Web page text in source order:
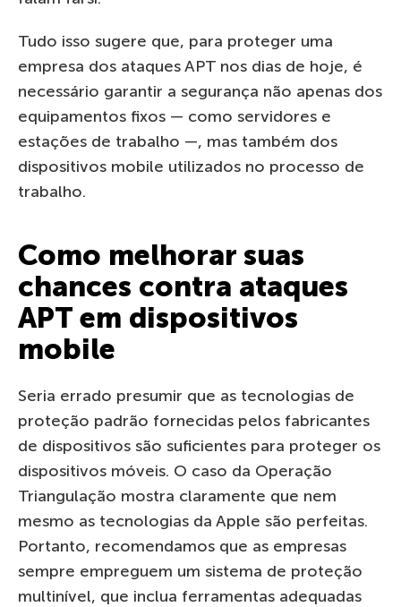
Tudo isso sugere que, para proteger uma
empresa dos ataques APT nos dias de hoje, é
necessário garantir a segurança não apenas dos
equipamentos fixos — como servidores e
estações de trabalho —, mas também dos
dispositivos mobile utilizados no processo de
trabalho.
Como melhorar suas
chances contra ataques
APT em dispositivos
mobile
Seria errado presumir que as tecnologias de
proteção padrão fornecidas pelos fabricantes
de dispositivos são suficientes para proteger os
dispositivos móveis. O caso da Operação
Triangulação mostra claramente que nem
mesmo as tecnologias da Apple são perfeitas.
Portanto, recomendamos que as empresas
sempre empreguem um sistema de proteção
multinível, que inclua ferramentas adequadas